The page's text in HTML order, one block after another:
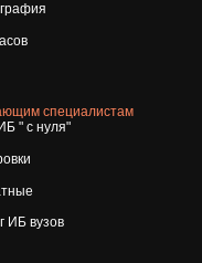
специалистам
" с нуля"
ИБ вузов